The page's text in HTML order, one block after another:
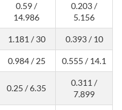
0.59 /
14.986
0.203 /
5.156
1.181 / 30 0.393 / 10
0.984 / 25 0.555 / 14.1
0.25 / 6.35
0.311 /
7.899